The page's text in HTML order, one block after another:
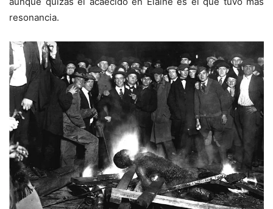
resonancia.